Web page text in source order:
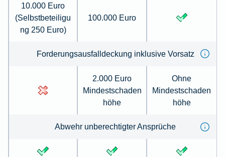
10.000 Euro
(Selbstbeteiligu
ng 250 Euro)
100.000 Euro
Forderungsausfalldeckung inklusive Vorsatz
2.000 Euro
Mindestschaden
höhe
Ohne
Mindestschaden
höhe
Abwehr unberechtigter Ansprüche